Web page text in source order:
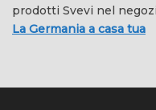
prodotti Svevi nel
La Germania a casa tua